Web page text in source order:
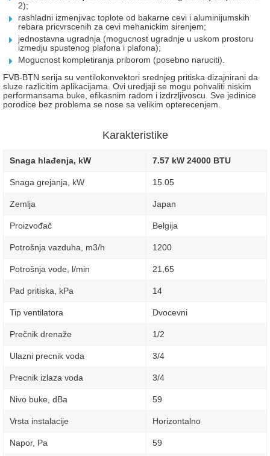
2);
rashladni izmenjivac toplote od bakarne cevi i aluminijumskih
rebara pricvrscenih za cevi mehanickim sirenjem;
jednostavna ugradnja (mogucnost ugradnje u uskom prostoru
izmedju spustenog plafona i plafona);
Mogucnost kompletiranja priborom (posebno naruciti).
FVB-BTN serija su ventilokonvektori srednjeg pritiska dizajnirani da
sluze razlicitim aplikacijama. Ovi uredjaji se mogu pohvaliti niskim
performansama buke, efikasnim radom i izdrzljivoscu. Sve jedinice
porodice bez problema se nose sa velikim opterecenjem.
Karakteristike
Snaga hlađenja, kW 7.57 kW 24000 BTU
Snaga grejanja, kW 15.05
Zemlja Japan
Proizvođač Belgija
Potrošnja vazduha, m3/h 1200
Potrošnja vode, l/min 21,65
Pad pritiska, kPa 14
Tip ventilatora Dvocevni
Prečnik drenaže 1/2
Ulazni precnik voda 3/4
Precnik izlaza voda 3/4
Nivo buke, dBa 59
Vrsta instalacije Horizontalno
Napor, Pa 59